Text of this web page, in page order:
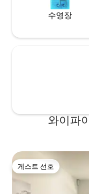
수영장
와이파
게스트 선호
게스트 선호